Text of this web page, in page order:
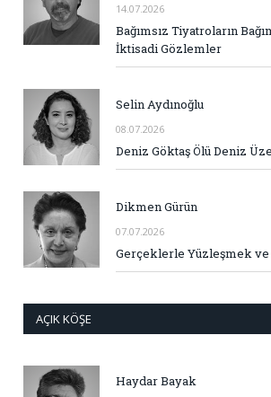
14.07.2026
Bağımsız Tiyatroların
İktisadi Gözlemler
Selin Aydınoğlu
08.07.2026
Deniz Göktaş Ölü Deniz
Dikmen Gürün
07.07.2026
Gerçeklerle Yüzleşmek
AÇIK KÖŞE
Haydar Bayak